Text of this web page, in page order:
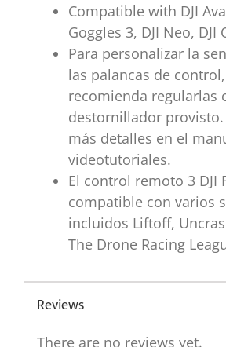
Compatible with DJI
Goggles 3, DJI Neo, DJI
Para personalizar la
las palancas de
recomienda regularlas
destornillador provisto.
más detalles en el
videotutoriales.
El control remoto 3 DJI
compatible con varios
incluidos Liftoff,
The Drone Racing
Reviews
There are no reviews yet.